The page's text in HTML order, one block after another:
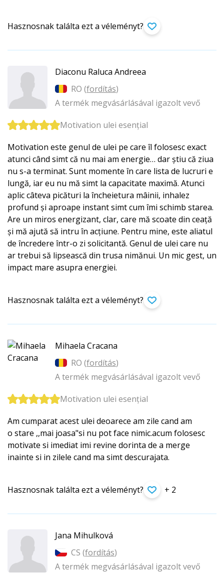
Hasznosnak találta ezt a véleményt?
Diaconu Raluca Andreea
RO (fordítás)
A termék megvásárlásával igazolt vevő
Motivation ulei esențial
Motivation este genul de ulei pe care îl folosesc exact
atunci când simt că nu mai am energie… dar știu că ziua
nu s-a terminat. Sunt momente în care lista de lucruri e
lungă, iar eu nu mă simt la capacitate maximă. Atunci
aplic câteva picături la încheietura mâinii, inhalez
profund și aproape instant simt cum îmi schimb starea.
Are un miros energizant, clar, care mă scoate din ceață
și mă ajută să intru în acțiune. Pentru mine, este aliatul
de încredere într-o zi solicitantă. Genul de ulei care nu
ar trebui să lipsească din trusa nimănui. Un mic gest, un
impact mare asupra energiei.
Hasznosnak találta ezt a véleményt?
Mihaela Cracana
RO (fordítás)
A termék megvásárlásával igazolt vevő
Motivation ulei esențial
Am cumparat acest ulei deoarece am zile cand am
o stare ,,mai joasa"si nu pot face nimic.acum folosesc
motivate si imediat imi revine dorinta de a merge
inainte si in zilele cand ma simt descurajata.
Hasznosnak találta ezt a véleményt? + 2
Jana Mihulková
CS (fordítás)
A termék megvásárlásával igazolt vevő